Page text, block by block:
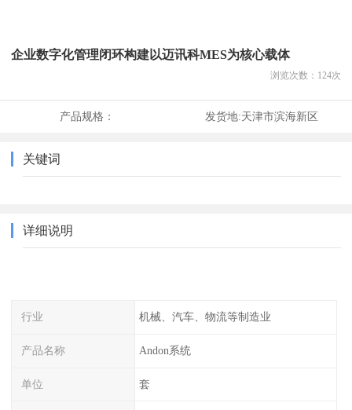
企业数字化管理闭环构建以迈讯科MES为核心载体
浏览次数： 124次
产品规格： 发货地:天津市滨海新区
关键词
详细说明
行业 机械、汽车、物流等制造业
产品名称 Andon系统
单位 套